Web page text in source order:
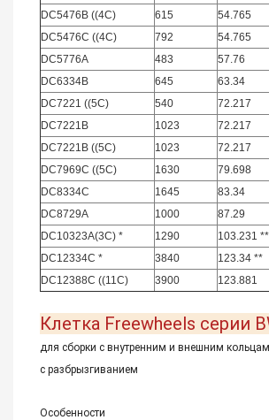
DC5476B ((4C)
615 54.765
DC5476C ((4C)
792 54.765
DC5776A
483 57.76
DC6334B
645 63.34
DC7221 ((5C)
540 72.217
DC7221B
1023 72.217
DC7221B ((5C)
1023 72.217
DC7969C ((5C)
1630 79.698
DC8334C
1645 83.34
DC8729A
1000 87.29
DC10323A(3C) *
1290 103.231 **
DC12334C *
3840 123.34 **
DC12388C ((11C)
3900 123.881
Клетка Freewheels серии
для сборки с внутренним и внешним
с разбрызгиванием
Особенности